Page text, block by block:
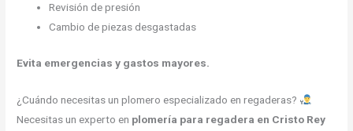
Revisión de presión
Cambio de piezas desgastadas
Evita emergencias y gastos mayores.
¿Cuándo necesitas un plomero especializado en regaderas?
Necesitas un experto en plomería para regadera en Cristo Rey